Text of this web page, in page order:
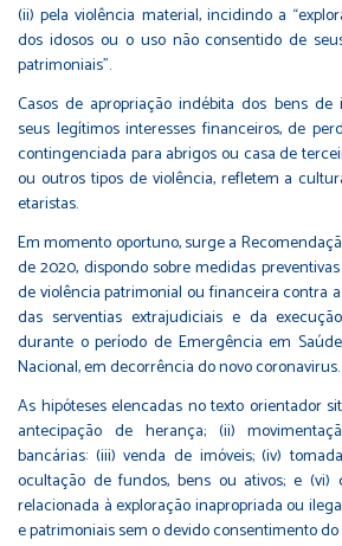
(ii) pela violência material, incidindo a
dos idosos ou o uso não consentido de
patrimoniais”.
Casos de apropriação indébita dos bens de
seus legítimos interesses financeiros, de
contingenciada para abrigos ou casa de
ou outros tipos de violência, refletem a
etaristas.
Em momento oportuno, surge a
de 2020, dispondo sobre medidas
de violência patrimonial ou financeira contra
das serventias extrajudiciais e da
durante o período de Emergência em
Nacional, em decorrência do novo coronavirus.
As hipóteses elencadas no texto orientador
antecipação de herança; (ii)
bancárias: (iii) venda de imóveis; (iv)
ocultação de fundos, bens ou ativos; e (vi)
relacionada à exploração inapropriada ou
e patrimoniais sem o devido consentimento do